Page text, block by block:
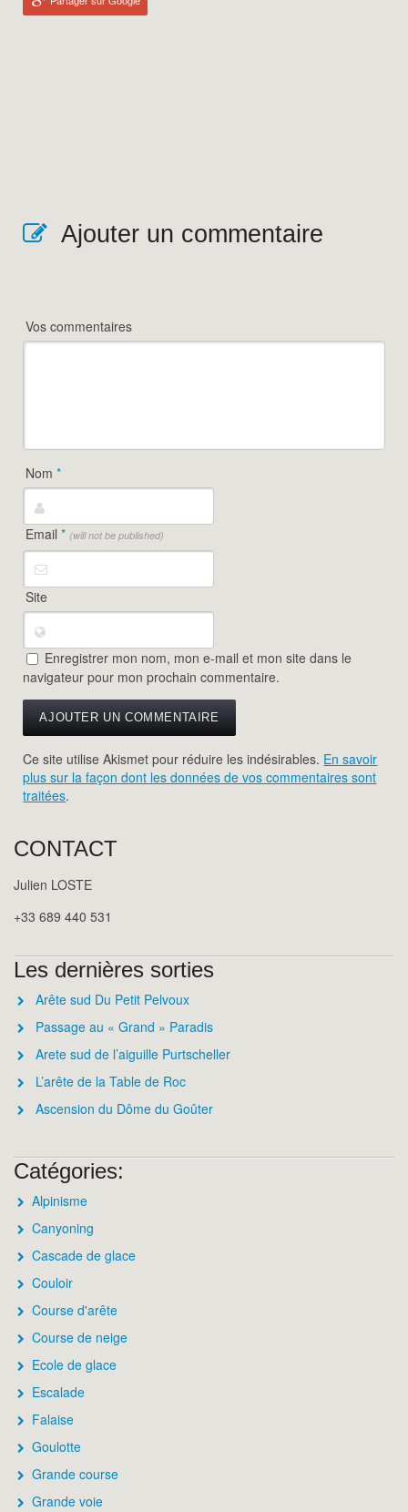
Ajouter un commentaire
Vos commentaires
Nom*
Email* (will not be published)
Site
Enregistrer mon nom, mon e-mail et mon site dans le
navigateur pour mon prochain commentaire.
Ce site utilise Akismet pour réduire les indésirables. En savoir
plus sur la façon dont les données de vos commentaires sont
traitées.
CONTACT
Julien LOSTE
+33 689 440 531
Les dernières sorties
Arête sud Du Petit Pelvoux
Passage au « Grand » Paradis
Arete sud de l’aiguille Purtscheller
L’arête de la Table de Roc
Ascension du Dôme du Goûter
Catégories:
Alpinisme
Canyoning
Cascade de glace
Couloir
Course d'arête
Course de neige
Ecole de glace
Escalade
Falaise
Goulotte
Grande course
Grande voie